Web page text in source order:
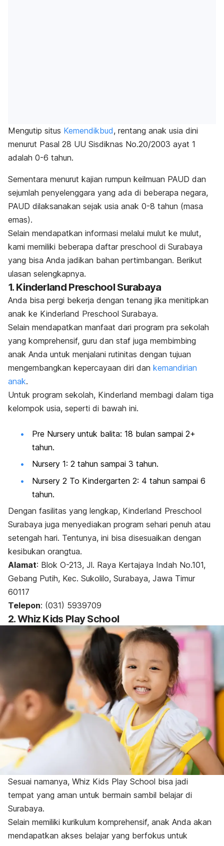
Mengutip situs Kemendikbud, rentang anak usia dini
menurut Pasal 28 UU Sisdiknas No.20/2003 ayat 1
adalah 0-6 tahun.
Sementara menurut kajian rumpun keilmuan PAUD dan
sejumlah penyelenggara yang ada di beberapa negara,
PAUD dilaksanakan sejak usia anak 0-8 tahun (masa
emas).
Selain mendapatkan informasi melalui mulut ke mulut,
kami memiliki beberapa daftar preschool di Surabaya
yang bisa Anda jadikan bahan pertimbangan. Berikut
ulasan selengkapnya.
1. Kinderland Preschool Surabaya
Anda bisa pergi bekerja dengan tenang jika menitipkan
anak ke Kinderland Preschool Surabaya.
Selain mendapatkan manfaat dari program pra sekolah
yang komprehensif, guru dan staf juga membimbing
anak Anda untuk menjalani rutinitas dengan tujuan
mengembangkan kepercayaan diri dan kemandirian
anak.
Untuk program sekolah, Kinderland membagi dalam tiga
kelompok usia, seperti di bawah ini.
Pre Nursery untuk balita: 18 bulan sampai 2+
tahun.
Nursery 1: 2 tahun sampai 3 tahun.
Nursery 2 To Kindergarten 2: 4 tahun sampai 6
tahun.
Dengan fasilitas yang lengkap, Kinderland Preschool
Surabaya juga menyediakan program sehari penuh atau
setengah hari. Tentunya, ini bisa disesuaikan dengan
kesibukan orangtua.
Alamat: Blok O-213, Jl. Raya Kertajaya Indah No.101,
Gebang Putih, Kec. Sukolilo, Surabaya, Jawa Timur
60117
Telepon: (031) 5939709
2. Whiz Kids Play School
Sesuai namanya, Whiz Kids Play School bisa jadi
tempat yang aman untuk bermain sambil belajar di
Surabaya.
Selain memiliki kurikulum komprehensif, anak Anda akan
mendapatkan akses belajar yang berfokus untuk